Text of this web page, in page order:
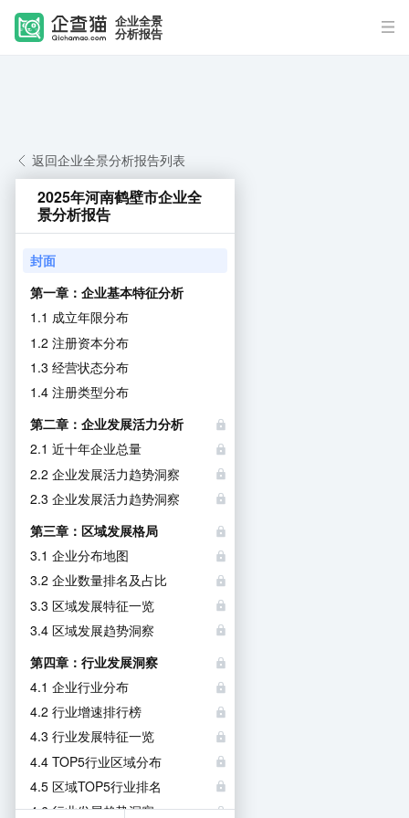
企业全景
分析报告
返回企业全景分析报告列表
2025年河南鹤壁市企业全
景分析报告
封面
第一章：企业基本特征分析
1.1 成立年限分布
1.2 注册资本分布
1.3 经营状态分布
1.4 注册类型分布
第二章：企业发展活力分析
2.1 近十年企业总量
2.2 企业发展活力趋势洞察
2.3 企业发展活力趋势洞察
第三章：区域发展格局
3.1 企业分布地图
3.2 企业数量排名及占比
3.3 区域发展特征一览
3.4 区域发展趋势洞察
第四章：行业发展洞察
4.1 企业行业分布
4.2 行业增速排行榜
4.3 行业发展特征一览
4.4 TOP5行业区域分布
4.5 区域TOP5行业排名
4.6 行业发展趋势洞察